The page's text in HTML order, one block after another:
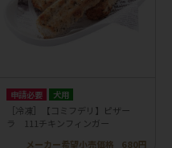
申請必要 犬用
［冷凍］【コミフデリ】ピザー
ラ 111チキンフィンガー
メーカー希望小売価格
680円